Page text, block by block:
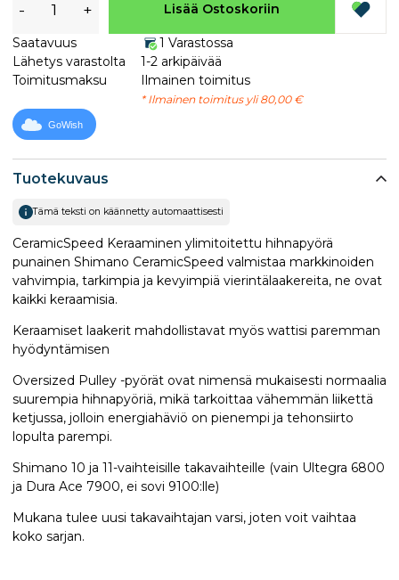
Tuotekuvaus
Tämä teksti on käännetty automaattisesti
CeramicSpeed Keraaminen ylimitoitettu hihnapyörä
punainen Shimano​ CeramicSpeed valmistaa markkinoiden
vahvimpia, tarkimpia ja kevyimpiä vierintälaakereita, ne ovat
kaikki keraamisia.
Keraamiset laakerit mahdollistavat myös wattisi paremman
hyödyntämisen
Oversized Pulley -pyörät ovat nimensä mukaisesti normaalia
suurempia hihnapyöriä, mikä tarkoittaa vähemmän liikettä
ketjussa, jolloin energiahäviö on pienempi ja tehonsiirto
lopulta parempi.
Shimano 10 ja 11-vaihteisille takavaihteille (vain Ultegra 6800
ja Dura Ace 7900, ei sovi 9100:lle)
Mukana tulee uusi takavaihtajan varsi, joten voit vaihtaa
koko sarjan.
- + Lisää Ostoskoriin
Saatavuus
1 Varastossa
Lähetys varastolta
1-2 arkipäivää
Toimitusmaksu
Ilmainen toimitus
* Ilmainen toimitus yli 80,00 €
GoWish